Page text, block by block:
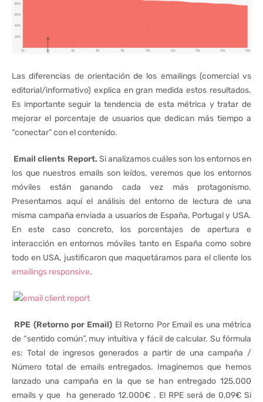
Las diferencias de orientación de los emailings (comercial vs
editorial/informativo) explica en gran medida estos resultados.
Es importante seguir la tendencia de esta métrica y tratar de
mejorar el porcentaje de usuarios que dedican más tiempo a
“conectar” con el contenido.
Email clients Report. Si analizamos cuáles son los entornos en
los que nuestros emails son leídos, veremos que los entornos
móviles están ganando cada vez más protagonismo.
Presentamos aquí el análisis del entorno de lectura de una
misma campaña enviada a usuarios de España, Portugal y USA.
En este caso concreto, los porcentajes de apertura e
interacción en entornos móviles tanto en España como sobre
todo en USA, justificaron que maquetáramos para el cliente los
emailings responsive.
RPE (Retorno por Email) El Retorno Por Email es una métrica
de “sentido común”, muy intuitiva y fácil de calcular. Su fórmula
es: Total de ingresos generados a partir de una campaña /
Número total de emails entregados. Imaginemos que hemos
lanzado una campaña en la que se han entregado 125.000
emails y que ha generado 12.000€ . El RPE será de 0,09€ Si